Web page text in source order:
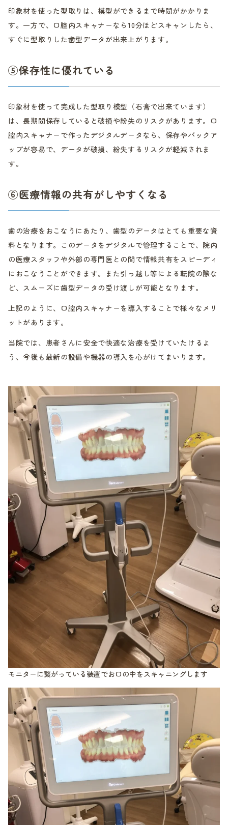
印象材を使った型取りは、模型ができるまで時間がかかりま
す。一方で、口腔内スキャナーなら10分ほどスキャンしたら、
すぐに型取りした歯型データが出来上がります。
⑤保存性に優れている
印象材を使って完成した型取り模型（石膏で出来ています）
は、長期間保存していると破損や紛失のリスクがあります。口
腔内スキャナーで作ったデジタルデータなら、保存やバックア
ップが容易で、データが破損、紛失するリスクが軽減されま
す。
⑥医療情報の共有がしやすくなる
歯の治療をおこなうにあたり、歯型のデータはとても重要な資
料となります。このデータをデジタルで管理することで、院内
の医療スタッフや外部の専門医との間で情報共有をスピーディ
におこなうことができます。また引っ越し等による転院の際な
ど、スムーズに歯型データの受け渡しが可能となります。
上記のように、口腔内スキャナーを導入することで様々なメリ
ットがあります。
当院では、患者さんに安全で快適な治療を受けていたけるよ
う、今後も最新の設備や機器の導入を心がけてまいります。
モニターに繋がっている装置でお口の中をスキャニングします